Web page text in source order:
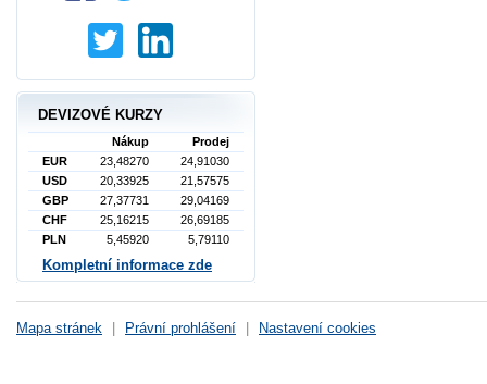
DEVIZOVÉ KURZY
Nákup
Prodej
EUR
23,48270
24,91030
USD
20,33925
21,57575
GBP
27,37731
29,04169
CHF
25,16215
26,69185
PLN
5,45920 5,79110
Kompletní informace zde
Mapa stránek Právní prohlášení Nastavení cookies